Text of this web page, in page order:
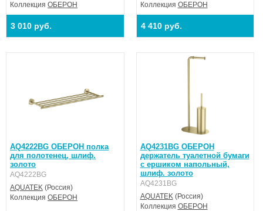
Коллекция ОБЕРОН
3 010 руб.
Коллекция ОБЕРОН
4 410 руб.
AQ4222BG ОБЕРОН полка
для полотенец, шлиф.
золото
AQ4222BG
AQUATEK (Россия)
Коллекция ОБЕРОН
AQ4231BG ОБЕРОН
держатель туалетной бумаги
с ершиком напольный,
шлиф. золото
AQ4231BG
AQUATEK(Россия)
Коллекция ОБЕРОН